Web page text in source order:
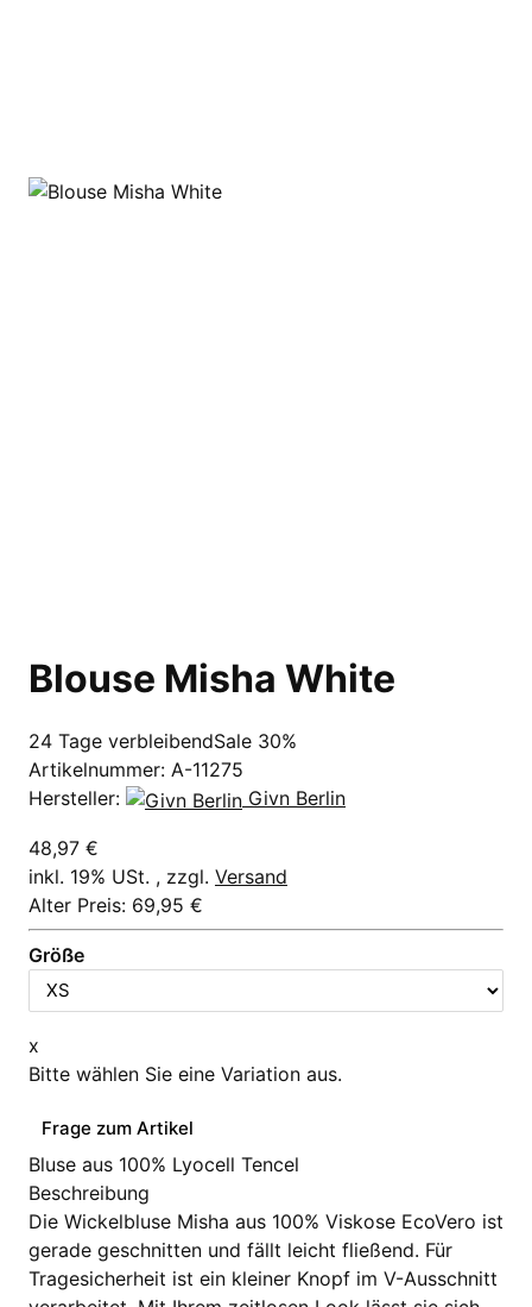
Blouse Misha White
24 Tage verbleibendSale 30%
Artikelnummer: A-11275
Hersteller:
Givn Berlin
48,97 €
inkl. 19% USt. , zzgl. Versand
Alter Preis: 69,95 €
Größe
x
Bitte wählen Sie eine Variation aus.
Frage zum Artikel
Bluse aus 100% Lyocell Tencel
Beschreibung
Die Wickelbluse Misha aus 100% Viskose EcoVero ist
gerade geschnitten und fällt leicht fließend. Für
Tragesicherheit ist ein kleiner Knopf im V-Ausschnitt